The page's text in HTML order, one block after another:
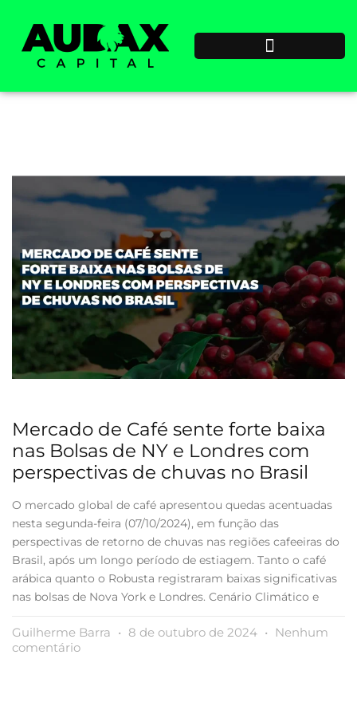
Mercado de Café sente forte baixa
nas Bolsas de NY e Londres com
perspectivas de chuvas no Brasil
O mercado global de café apresentou quedas acentuadas
nesta segunda-feira (07/10/2024), em função das
perspectivas de retorno de chuvas nas regiões cafeeiras do
Brasil, após um longo período de estiagem. Tanto o café
arábica quanto o Robusta registraram baixas significativas
nas bolsas de Nova York e Londres. Cenário Climático e
Guilherme Barra 8 de outubro de 2024
Nenhum
comentário